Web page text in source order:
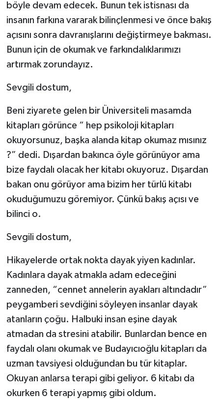
böyle devam edecek. Bunun tek istisnası da
insanın farkına vararak bilinçlenmesi ve önce bakış
açısını sonra davranışlarını değiştirmeye bakması.
Bunun için de okumak ve farkındalıklarımızı
artırmak zorundayız.
Sevgili dostum,
Beni ziyarete gelen bir Üniversiteli masamda
kitapları görünce “ hep psikoloji kitapları
okuyorsunuz, başka alanda kitap okumaz mısınız
?” dedi. Dışardan bakınca öyle görünüyor ama
bize faydalı olacak her kitabı okuyoruz. Dışardan
bakan onu görüyor ama bizim her türlü kitabı
okuduğumuzu göremiyor. Çünkü bakış açısı ve
bilinci o.
Sevgili dostum,
Hikayelerde ortak nokta dayak yiyen kadınlar.
Kadınlara dayak atmakla adam edeceğini
zanneden, “cennet annelerin ayakları altındadır”
peygamberi sevdiğini söyleyen insanlar dayak
atanların çoğu. Halbuki insan eşine dayak
atmadan da stresini atabilir. Bunlardan bence en
faydalı olanı okumak ve Budayıcıoğlu kitapları da
uzman tavsiyesi olduğundan bu tür kitaplar.
Okuyan anlarsa terapi gibi geliyor. 6 kitabı da
okurken 6 terapi yapmış gibi oldum.